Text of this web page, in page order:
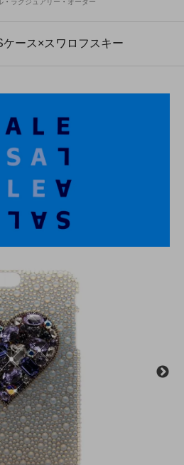
・ ラグジュアリー ・ オーダー
ース×スワロフスキー